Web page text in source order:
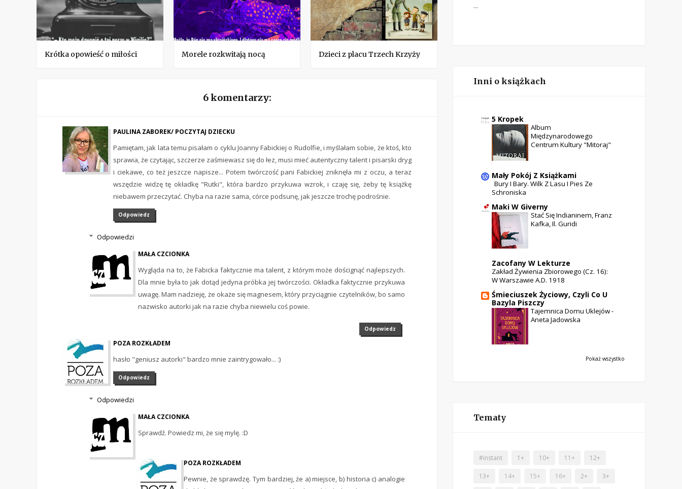
Krótka opowieść o miłości Morele rozkwitają nocą Dzieci z placu Trzech Krzyży
6 komentarzy:
PAULINA ZABOREK/ POCZYTAJ DZIECKU
Pamiętam, jak lata temu pisałam o cyklu Joanny Fabickiej o Rudolfie, i myślałam sobie, że ktoś, kto
sprawia, że czytając, szczerze zaśmiewasz się do łez, musi mieć autentyczny talent i pisarski dryg
i ciekawe, co też jeszcze napisze... Potem twórczość pani Fabickiej zniknęła mi z oczu, a teraz
wszędzie widzę tę okładkę "Rutki", która bardzo przykuwa wzrok, i czaję się, żeby tę książkę
niebawem przeczytać. Chyba na razie sama, córce podsunę, jak jeszcze trochę podrośnie.
Odpowiedz
Odpowiedzi
MAŁA CZCIONKA
Wygląda na to, że Fabicka faktycznie ma talent, z którym może doścignąć najlepszych.
Dla mnie była to jak dotąd jedyna próbka jej twórczości. Okładka faktycznie przykuwa
uwagę. Mam nadzieję, że okaże się magnesem, który przyciągnie czytelników, bo samo
nazwisko autorki jak na razie chyba niewielu coś powie.
Odpowiedz
POZA ROZKŁADEM
hasło "geniusz autorki" bardzo mnie zaintrygowało... :)
Odpowiedz
Odpowiedzi
MAŁA CZCIONKA
Sprawdź. Powiedz mi, że się mylę. :D
POZA ROZKŁADEM
Pewnie, że sprawdzę. Tym bardziej, że a) miejsce, b) historia c) analogie
...
Inni o książkach
5 Kropek
Album
Międzynarodowego
Centrum Kultury "Mitoraj"
Mały Pokój Z Książkami
Bury I Bary. Wilk Z Lasu I Pies Ze
Schroniska
Maki W Giverny
Stać Się Indianinem, Franz
Kafka, Il. Guridi
Zacofany W Lekturze
Zakład Żywienia Zbiorowego (cz. 16):
W Warszawie A.D. 1918
Śmieciuszek Życiowy, Czyli Co U
Bazyla Piszczy
Tajemnica Domu Uklejów -
Aneta Jadowska
Pokaż wszystko
Tematy
#instant 1+ 10+ 11+ 12+
13+ 14+ 15+ 16+ 2+ 3+